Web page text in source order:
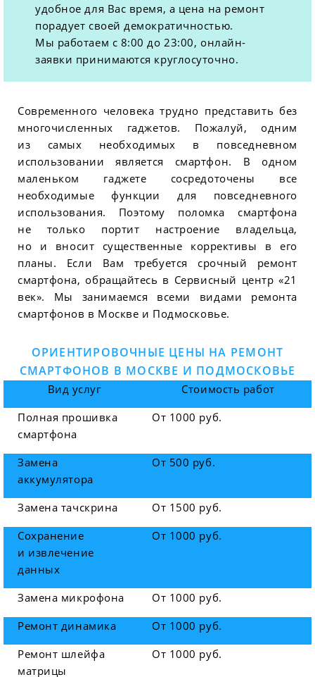
удобное для Вас время, а цена на ремонт
порадует своей демократичностью.
Мы работаем с 8:00 до 23:00, онлайн-
заявки принимаются круглосуточно.
Современного человека трудно представить без
многочисленных гаджетов. Пожалуй, одним
из самых необходимых в повседневном
использовании является смартфон. В одном
маленьком гаджете сосредоточены все
необходимые функции для повседневного
использования. Поэтому поломка смартфона
не только портит настроение владельца,
но и вносит существенные коррективы в его
планы. Если Вам требуется срочный ремонт
смартфона, обращайтесь в Сервисный центр «21
век». Мы занимаемся всеми видами ремонта
смартфонов в Москве и Подмосковье.
ОРИЕНТИРОВОЧНЫЕ ЦЕНЫ НА РЕМОНТ
СМАРТФОНОВ В МОСКВЕ И ПОДМОСКОВЬЕ
Вид услуг
Стоимость работ
Полная прошивка
смартфона
От 1000 руб.
Замена
аккумулятора
От 500 руб.
Замена тачскрина
От 1500 руб.
Сохранение
и извлечение
данных
От 1000 руб.
Замена микрофона
От 1000 руб.
Ремонт динамика
От 1000 руб.
Ремонт шлейфа
матрицы
От 1000 руб.